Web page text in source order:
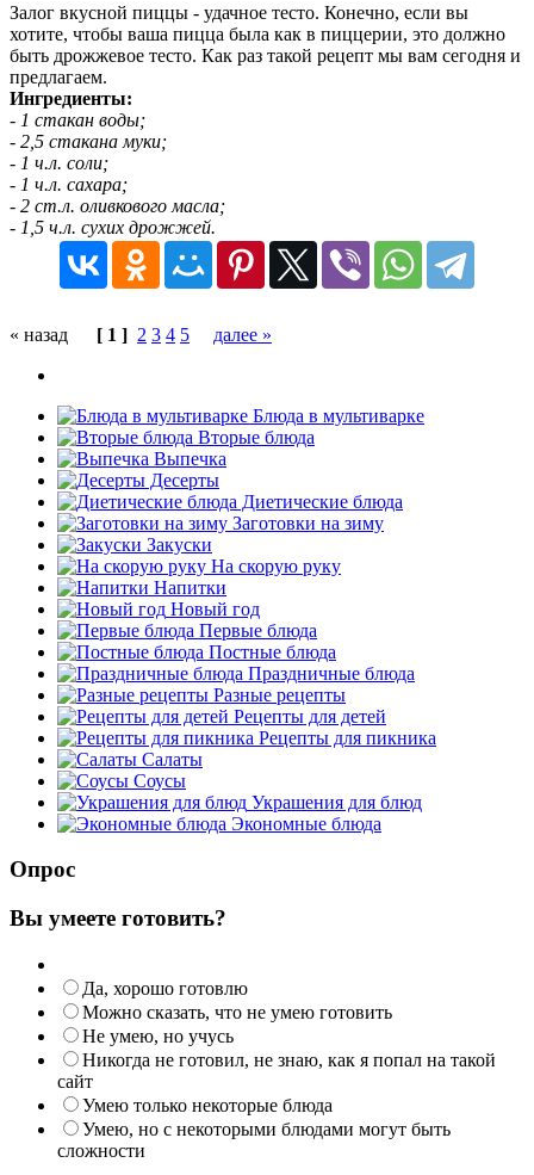
Залог вкусной пиццы - удачное тесто. Конечно, если вы
хотите, чтобы ваша пицца была как в пиццерии, это должно
быть дрожжевое тесто. Как раз такой рецепт мы вам сегодня и
предлагаем.
Ингредиенты:
- 1 стакан воды;
- 2,5 стакана муки;
- 1 ч.л. соли;
- 1 ч.л. сахара;
- 2 ст.л. оливкового масла;
- 1,5 ч.л. сухих дрожжей.
« назад [ 1 ] 2 3 4 5 далее »
Блюда в мультиварке
Вторые блюда
Выпечка
Десерты
Диетические блюда
Заготовки на зиму
Закуски
На скорую руку
Напитки
Новый год
Первые блюда
Постные блюда
Праздничные блюда
Разные рецепты
Рецепты для детей
Рецепты для пикника
Салаты
Соусы
Украшения для блюд
Экономные блюда
Опрос
Вы умеете готовить?
Да, хорошо готовлю
Можно сказать, что не умею готовить
Не умею, но учусь
Никогда не готовил, не знаю, как я попал на такой
сайт
Умею только некоторые блюда
Умею, но с некоторыми блюдами могут быть
сложности